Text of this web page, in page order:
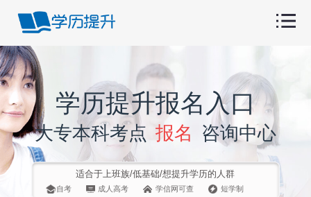
学历提升报名入口
大专本科考点 报名 咨询中心
适合于上班族/低基础/想提升学历的人群
自考 成人高考 学信网可查 短学制